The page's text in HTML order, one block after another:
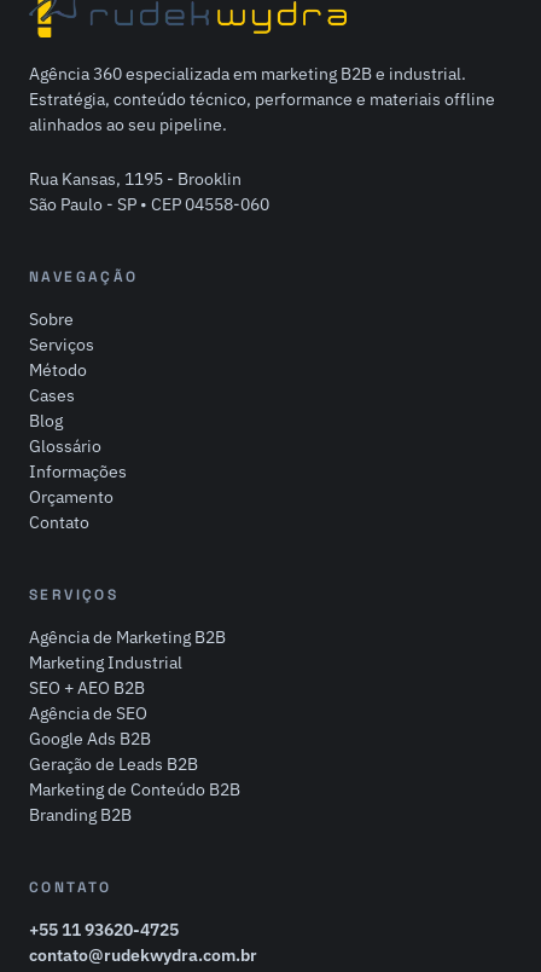
Agência 360 especializada em marketing B2B e industrial.
Estratégia, conteúdo técnico, performance e materiais offline
alinhados ao seu pipeline.
Rua Kansas, 1195 - Brooklin
São Paulo - SP • CEP 04558-060
NAVEGAÇÃO
Sobre
Serviços
Método
Cases
Blog
Glossário
Informações
Orçamento
Contato
SERVIÇOS
Agência de Marketing B2B
Marketing Industrial
SEO + AEO B2B
Agência de SEO
Google Ads B2B
Geração de Leads B2B
Marketing de Conteúdo B2B
Branding B2B
CONTATO
+55 11 93620-4725
contato@rudekwydra.com.br